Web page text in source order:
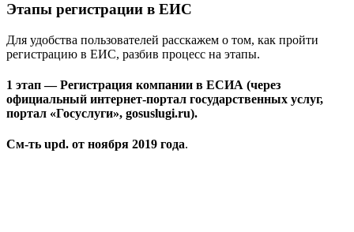
Этапы регистрации в ЕИС
Для удобства пользователей расскажем о том, как пройти
регистрацию в ЕИС, разбив процесс на этапы.
1 этап — Регистрация компании в ЕСИА (через
официальный интернет-портал государственных услуг,
портал «Госуслуги», gosuslugi.ru).
См-ть upd. от ноября 2019 года.